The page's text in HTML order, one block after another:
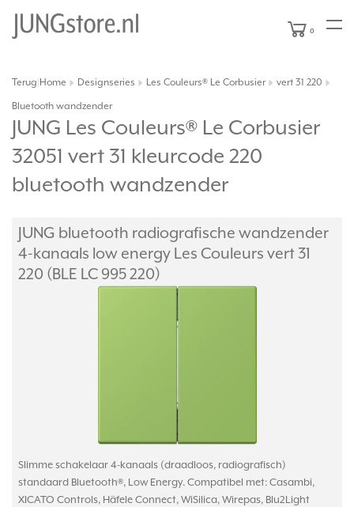
0
Terug Home Designseries Les Couleurs® Le Corbusier
vert 31 220
Bluetooth wandzender
JUNG Les Couleurs® Le Corbusier
32051 vert 31 kleurcode 220
bluetooth wandzender
JUNG bluetooth radiografische wandzender
4-kanaals low energy Les Couleurs vert 31
220 (BLE LC 995 220)
Slimme schakelaar 4-kanaals (draadloos, radiografisch)
standaard Bluetooth®, Low Energy. Compatibel met: Casambi,
XICATO Controls, Häfele Connect, WiSilica, Wirepas, Blu2Light